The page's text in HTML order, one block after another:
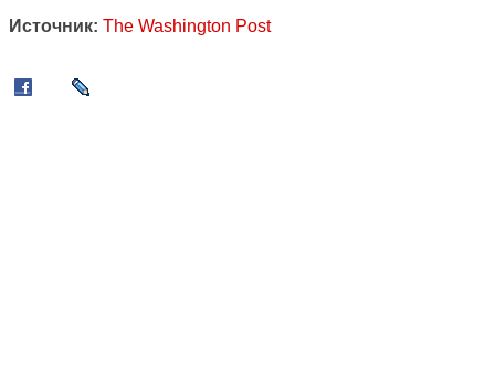
Источник: The Washington Post